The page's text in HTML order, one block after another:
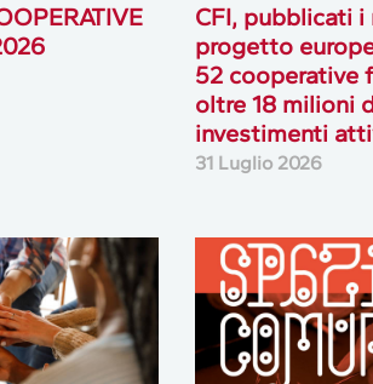
CFI, pubblicati
progetto
52 cooperative
oltre 18 milioni
investimenti
31 Luglio 2026